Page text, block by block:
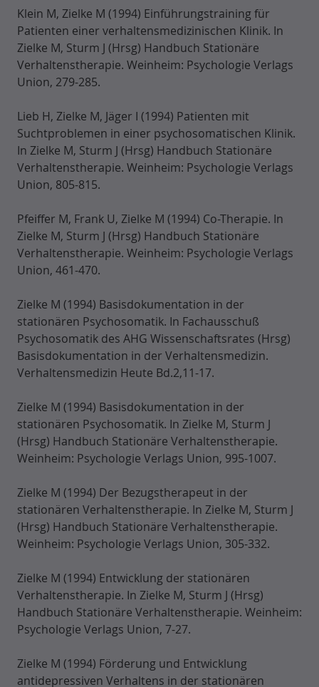
Klein M, Zielke M (1994) Einführungstraining für
Patienten einer verhaltensmedizinischen Klinik. In
Zielke M, Sturm J (Hrsg) Handbuch Stationäre
Verhaltenstherapie. Weinheim: Psychologie Verlags
Union, 279-285.
Lieb H, Zielke M, Jäger I (1994) Patienten mit
Suchtproblemen in einer psychosomatischen Klinik.
In Zielke M, Sturm J (Hrsg) Handbuch Stationäre
Verhaltenstherapie. Weinheim: Psychologie Verlags
Union, 805-815.
Pfeiffer M, Frank U, Zielke M (1994) Co-Therapie. In
Zielke M, Sturm J (Hrsg) Handbuch Stationäre
Verhaltenstherapie. Weinheim: Psychologie Verlags
Union, 461-470.
Zielke M (1994) Basisdokumentation in der
stationären Psychosomatik. In Fachausschuß
Psychosomatik des AHG Wissenschaftsrates (Hrsg)
Basisdokumentation in der Verhaltensmedizin.
Verhaltensmedizin Heute Bd.2,11-17.
Zielke M (1994) Basisdokumentation in der
stationären Psychosomatik. In Zielke M, Sturm J
(Hrsg) Handbuch Stationäre Verhaltenstherapie.
Weinheim: Psychologie Verlags Union, 995-1007.
Zielke M (1994) Der Bezugstherapeut in der
stationären Verhaltenstherapie. In Zielke M, Sturm J
(Hrsg) Handbuch Stationäre Verhaltenstherapie.
Weinheim: Psychologie Verlags Union, 305-332.
Zielke M (1994) Entwicklung der stationären
Verhaltenstherapie. In Zielke M, Sturm J (Hrsg)
Handbuch Stationäre Verhaltenstherapie. Weinheim:
Psychologie Verlags Union, 7-27.
Zielke M (1994) Förderung und Entwicklung
antidepressiven Verhaltens in der stationären